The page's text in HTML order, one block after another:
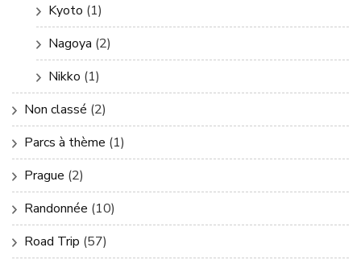
Kyoto (1)
Nagoya (2)
Nikko (1)
Non classé (2)
Parcs à thème (1)
Prague (2)
Randonnée (10)
Road Trip (57)